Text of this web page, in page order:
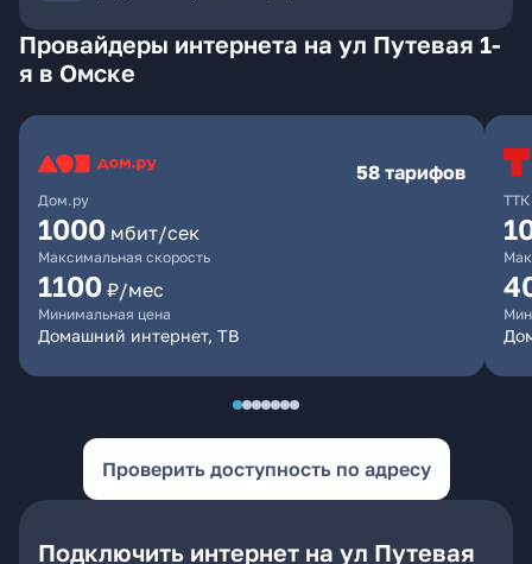
Провайдеры интернета на ул Путевая 1-
я в Омске
Дом.ру
58 тарифов
1000 мбит/сек
Максимальная скорость
1100 ₽/мес
Минимальная цена
Домашний интернет, ТВ
ТТК
Проверить доступность по адресу
Подключить интернет на ул Путевая